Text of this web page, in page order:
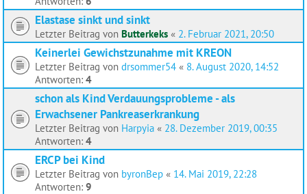
Elastase sinkt und sinkt
Letzter Beitrag von Butterkeks « 2. Februar 2021, 20:50
Keinerlei Gewichstzunahme mit KREON
Letzter Beitrag von drsommer54 « 8. August 2020, 14:52
Antworten: 4
schon als Kind Verdauungsprobleme - als
Erwachsener Pankreaserkrankung
Letzter Beitrag von Harpyia « 28. Dezember 2019, 00:35
Antworten: 4
ERCP bei Kind
Letzter Beitrag von byronBep « 14. Mai 2019, 22:28
Antworten: 9